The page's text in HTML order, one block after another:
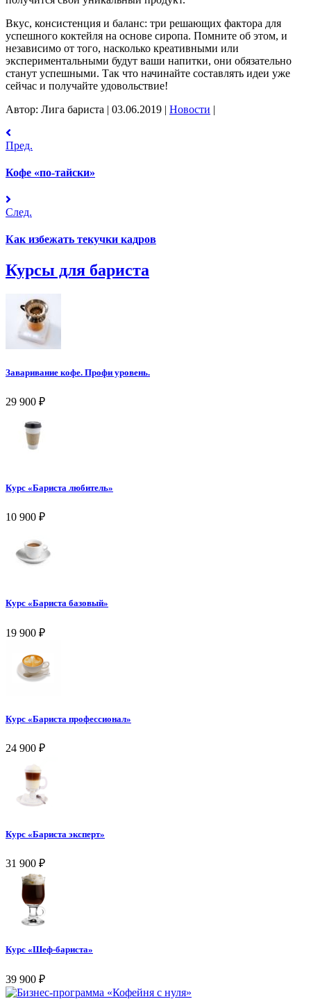
Вкус, консистенция и баланс: три решающих фактора для
успешного коктейля на основе сиропа. Помните об этом, и
независимо от того, насколько креативными или
экспериментальными будут ваши напитки, они обязательно
станут успешными. Так что начинайте составлять идеи уже
сейчас и получайте удовольствие!
Автор: Лига бариста | 03.06.2019 | Новости |
Пред.
Кофе «по-тайски»
След.
Как избежать текучки кадров
Курсы для бариста
Заваривание кофе. Профи уровень.
29 900 ₽
Курс «Бариста любитель»
10 900 ₽
Курс «Бариста базовый»
19 900 ₽
Курс «Бариста профессионал»
24 900 ₽
Курс «Бариста эксперт»
31 900 ₽
Курс «Шеф-бариста»
39 900 ₽